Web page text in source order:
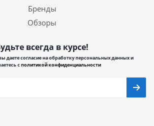
Бренды
Обзоры
всегда в курсе!
даете согласие на обработку персональных данных и
сполитикой конфиденциальности